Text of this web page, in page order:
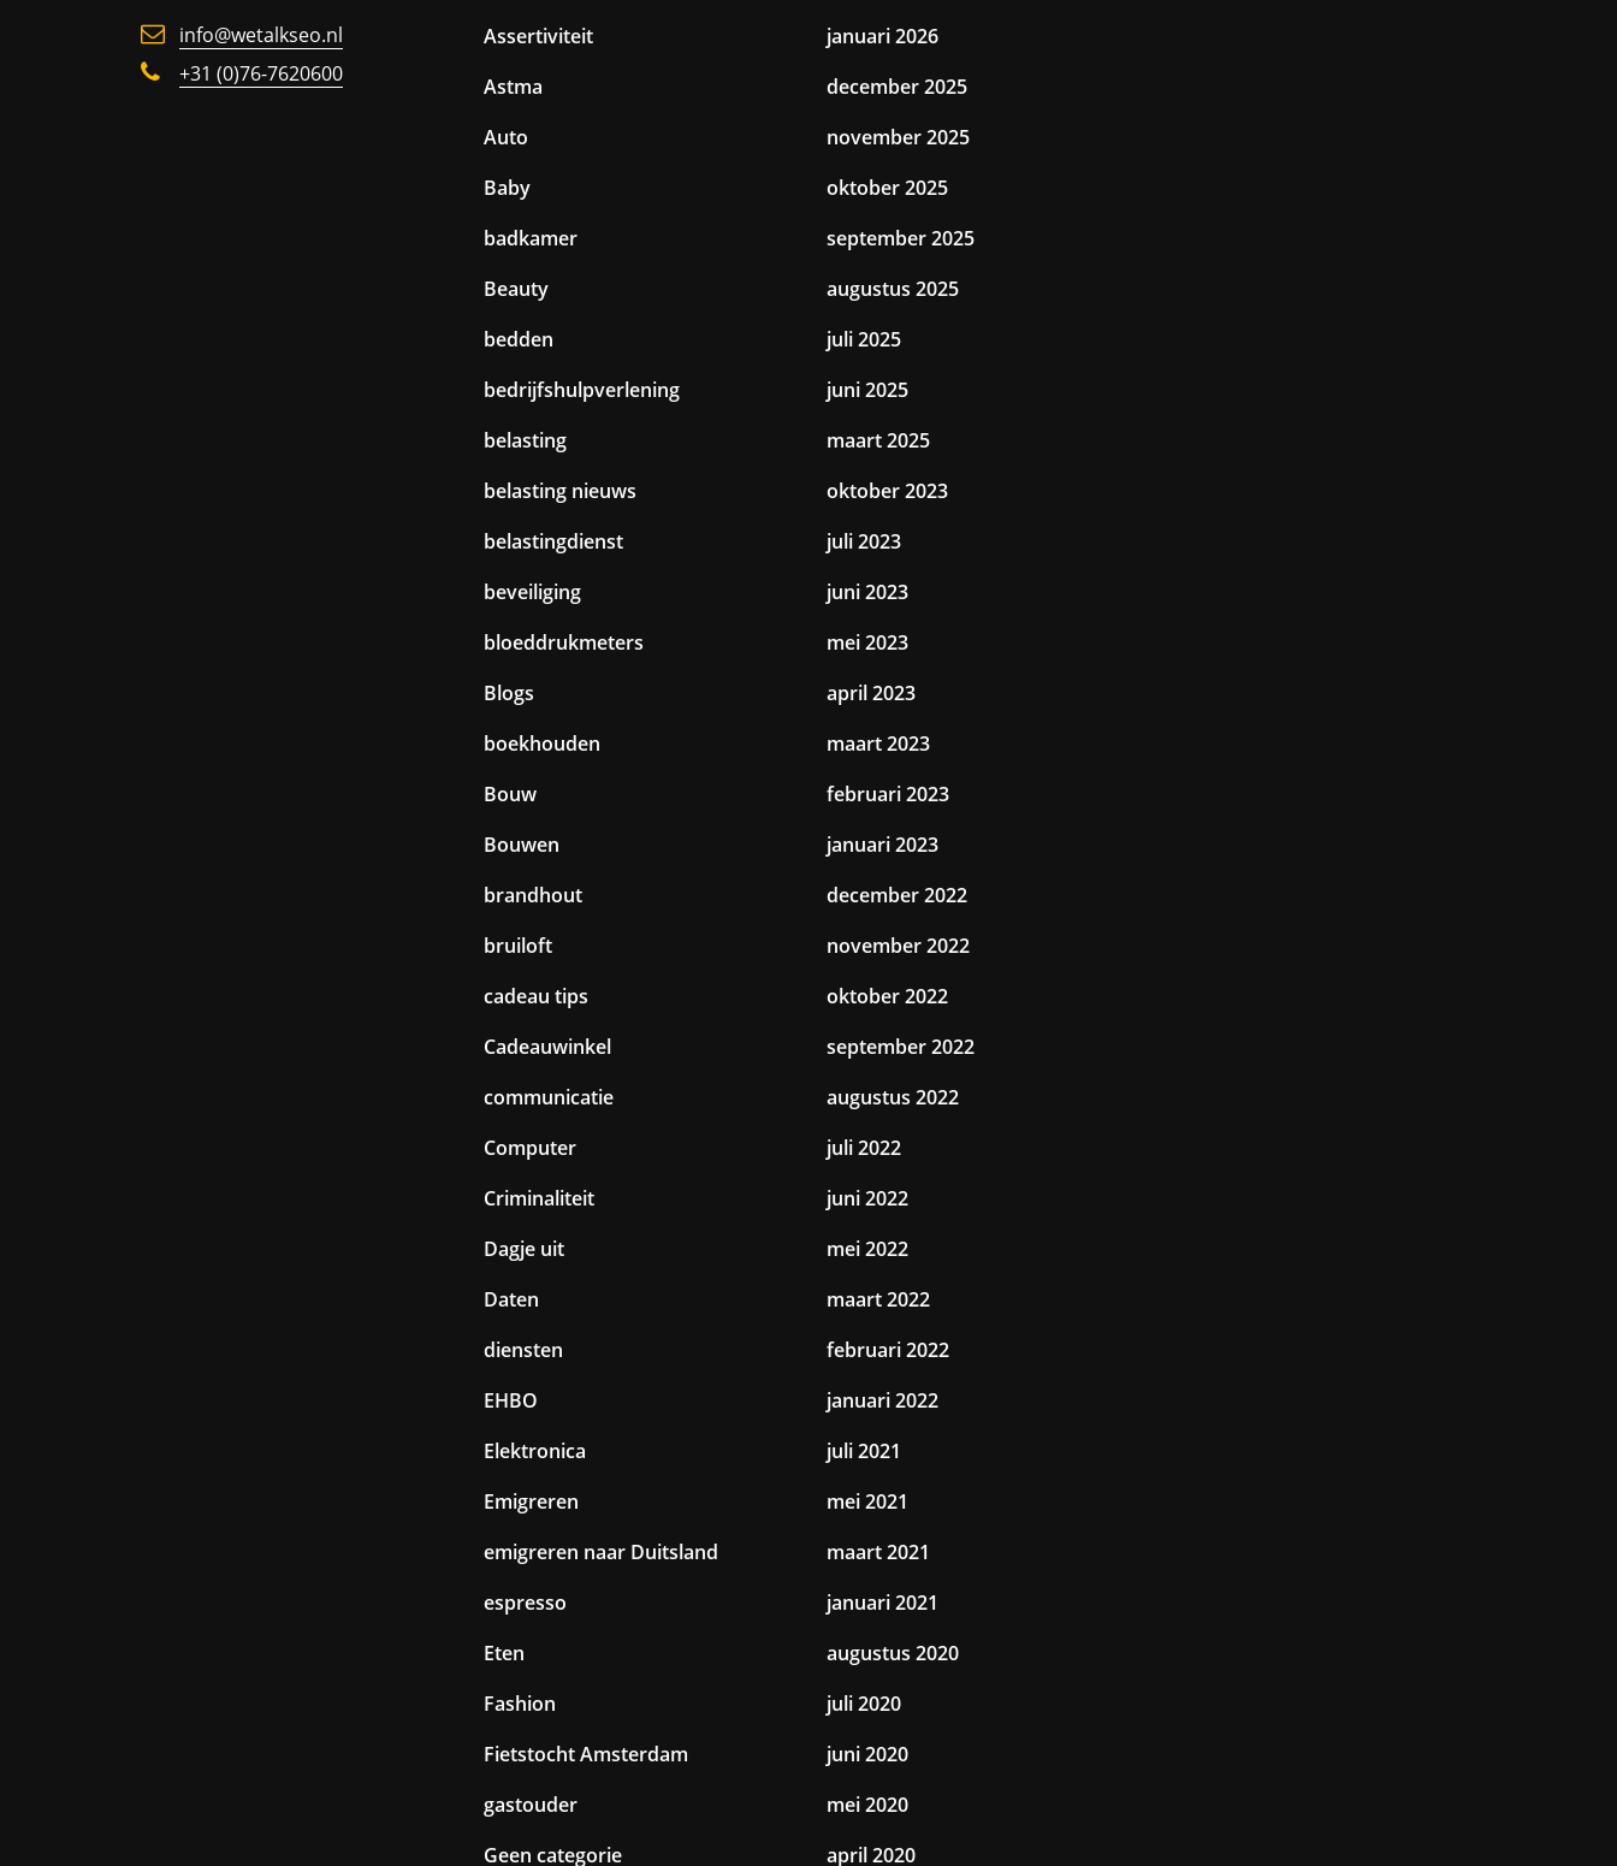
info@wetalkseo.nl
+31 (0)76-7620600
Assertiviteit
Astma
Auto
Baby
badkamer
Beauty
bedden
bedrijfshulpverlening
belasting
belasting nieuws
belastingdienst
beveiliging
bloeddrukmeters
Blogs
boekhouden
Bouw
Bouwen
brandhout
bruiloft
cadeau tips
Cadeauwinkel
communicatie
Computer
Criminaliteit
Dagje uit
Daten
diensten
EHBO
Elektronica
Emigreren
emigreren naar Duitsland
espresso
Eten
Fashion
Fietstocht Amsterdam
gastouder
Geen categorie
januari 2026
december 2025
november 2025
oktober 2025
september 2025
augustus 2025
juli 2025
juni 2025
maart 2025
oktober 2023
juli 2023
juni 2023
mei 2023
april 2023
maart 2023
februari 2023
januari 2023
december 2022
november 2022
oktober 2022
september 2022
augustus 2022
juli 2022
juni 2022
mei 2022
maart 2022
februari 2022
januari 2022
juli 2021
mei 2021
maart 2021
januari 2021
augustus 2020
juli 2020
juni 2020
mei 2020
april 2020